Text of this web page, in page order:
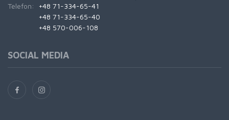
Telefon:
+48 71-334-65-41
+48 71-334-65-40
+48 570-006-108
SOCIAL MEDIA